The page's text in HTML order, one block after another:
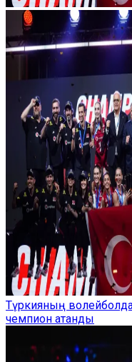
Түркияның
чемпион атанды